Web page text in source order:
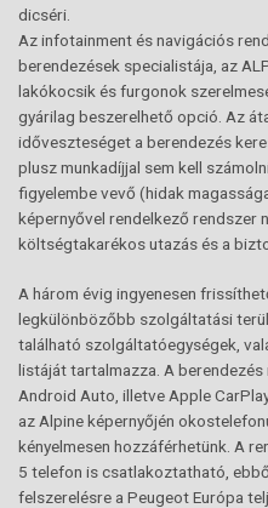
dicséri.
Az infotainment és navigációs
berendezések specialistája, az
lakókocsik és furgonok
gyárilag beszerelhető opció. Az
időveszteséget a berendezés
plusz munkadíjjal sem kell
figyelembe vevő (hidak
képernyővel rendelkező rendszer
költségtakarékos utazás és a
A három évig ingyenesen
legkülönbözőbb szolgáltatási
található szolgáltatóegységek,
listáját tartalmazza. A
Android Auto, illetve Apple
az Alpine képernyőjén
kényelmesen hozzáférhetünk. A
5 telefon is csatlakoztatható,
felszerelésre a Peugeot Európa